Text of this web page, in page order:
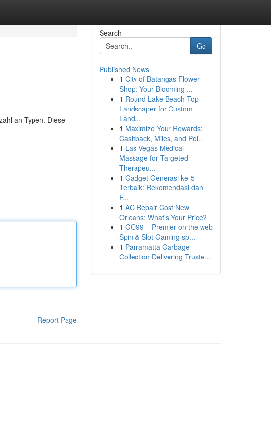
an Typen. Diese
Report Page
Search
Go
Published News
1 City of Batangas Flower
Shop: Your Blooming ...
1 Round Lake Beach Top
Landscaper for Custom
Land...
1 Maximize Your Rewards:
Cashback, Miles, and Poi...
1 Las Vegas Medical
Massage for Targeted
Therapeu...
1 Gadget Generasi ke-5
Terbaik: Rekomendasi dan
F...
1 AC Repair Cost New
Orleans: What's Your Price?
1 GO99 – Premier on the web
Spin & Slot Gaming sp...
1 Parramatta Garbage
Collection Delivering Truste...